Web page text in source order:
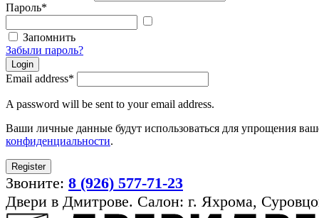
Пароль*
Запомнить
Забыли пароль?
Login
Email address*
A password will be sent to your email address.
Ваши личные данные будут использоваться для упрощения
конфиденциальности.
Register
Звоните: 8 (926) 577-71-23
Двери в Дмитрове. Салон: г. Яхрома,